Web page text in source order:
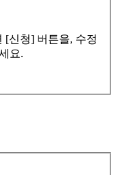
[신청] 버튼을, 수정
요.